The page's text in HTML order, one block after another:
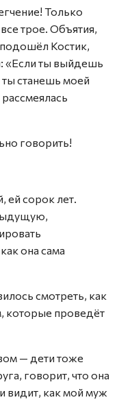
Только
трое. Объятия,
Костик,
«Если ты выйдешь
станешь моей
говорить!
ей сорок лет.
она сама
смотреть, как
которые проведёт
— дети тоже
говорит, что она
видит, как мой муж